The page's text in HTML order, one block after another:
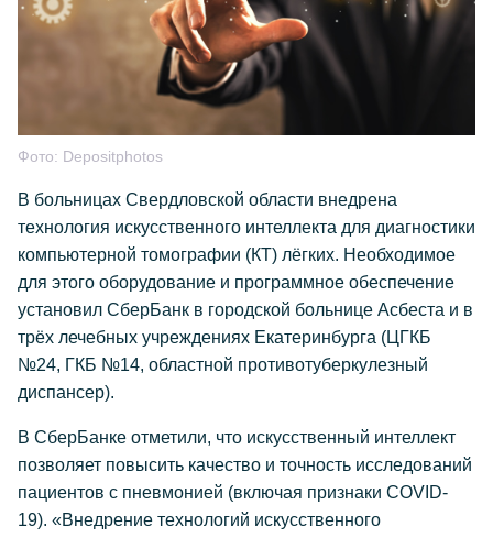
Фото: Depositphotos
В больницах Свердловской области внедрена
технология искусственного интеллекта для диагностики
компьютерной томографии (КТ) лёгких. Необходимое
для этого оборудование и программное обеспечение
установил СберБанк в городской больнице Асбеста и в
трёх лечебных учреждениях Екатеринбурга (ЦГКБ
№24, ГКБ №14, областной противотуберкулезный
диспансер).
В СберБанке отметили, что искусственный интеллект
позволяет повысить качество и точность исследований
пациентов с пневмонией (включая признаки COVID-
19). «Внедрение технологий искусственного